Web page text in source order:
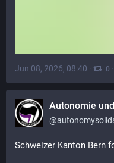
Jun 08, 2026, 08:40 · 0 ·
Autonomie
@
Schweizer Kanton Bern